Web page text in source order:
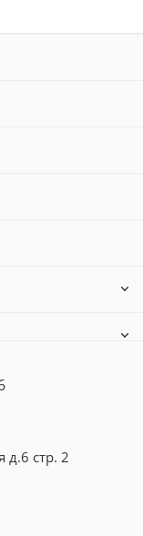
д.6 стр. 2